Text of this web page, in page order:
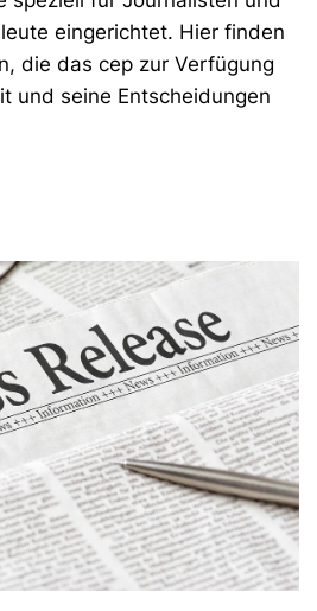
eingerichtet. Hier finden
die das cep zur Verfügung
und seine Entscheidungen